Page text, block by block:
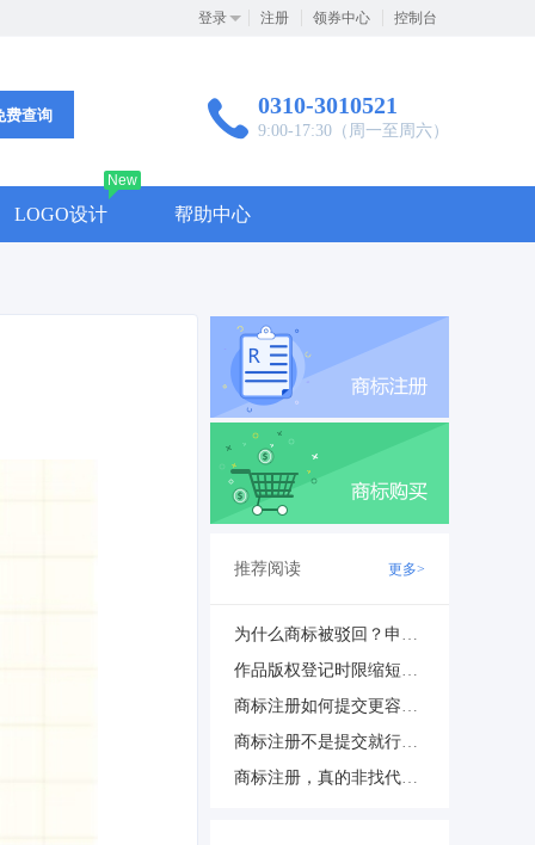
登录 注册 领券中心 控制台
费查询 0310-3010521
9:00-17:30（周一至周六）
LOGO设计
New
帮助中心
推荐阅读 更多>
为什么商标被驳回？申请前应注意哪些细节？
作品版权登记时限缩短至20个工作日，办理更高效
商标注册如何提交更容易成功？实用技巧与经验分享
商标注册不是提交就行，2026这几个时间节点一定要知道
商标注册，真的非找代理机构不可吗？